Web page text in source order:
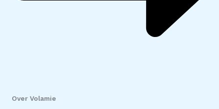
Over Volamie